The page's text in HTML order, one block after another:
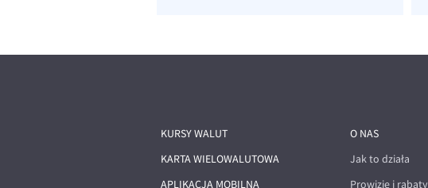
KURSY WALUT
KARTA WIELOWALUTOWA
APLIKACJA MOBILNA
O NAS
Jak to działa
Prowizje i rabaty